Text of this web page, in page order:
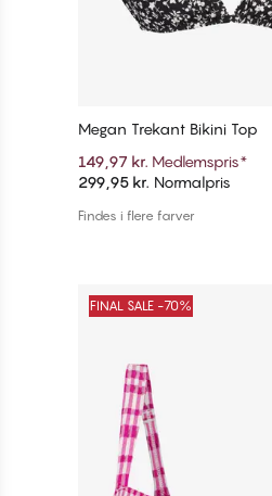
Tilføj til kurv
Megan Trekant Bikini Top
149,97 kr. Medlemspris*
299,95 kr. Normalpris
Findes i flere farver
FINAL SALE -70%